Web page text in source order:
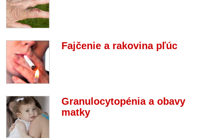
Fajčenie a rakovina pľúc
Granulocytopénia a obavy
matky